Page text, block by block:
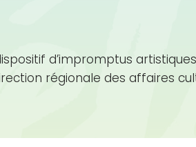
d’impromptus
régionale des affaires